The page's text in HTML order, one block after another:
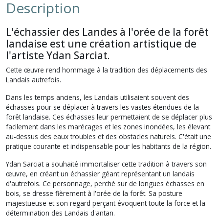
Description
L'échassier des Landes à l'orée de la forêt
landaise est une création artistique de
l'artiste Ydan Sarciat.
Cette œuvre rend hommage à la tradition des déplacements des
Landais autrefois.
Dans les temps anciens, les Landais utilisaient souvent des
échasses pour se déplacer à travers les vastes étendues de la
forêt landaise. Ces échasses leur permettaient de se déplacer plus
facilement dans les marécages et les zones inondées, les élevant
au-dessus des eaux troubles et des obstacles naturels. C'était une
pratique courante et indispensable pour les habitants de la région.
Ydan Sarciat a souhaité immortaliser cette tradition à travers son
œuvre, en créant un échassier géant représentant un landais
d'autrefois. Ce personnage, perché sur de longues échasses en
bois, se dresse fièrement à l'orée de la forêt. Sa posture
majestueuse et son regard perçant évoquent toute la force et la
détermination des Landais d'antan.